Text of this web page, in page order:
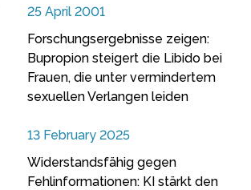
25 April 2001
Forschungsergebnisse zeigen:
Bupropion steigert die Libido bei
Frauen, die unter vermindertem
sexuellen Verlangen leiden
13 February 2025
Widerstandsfähig gegen
Fehlinformationen: KI stärkt den